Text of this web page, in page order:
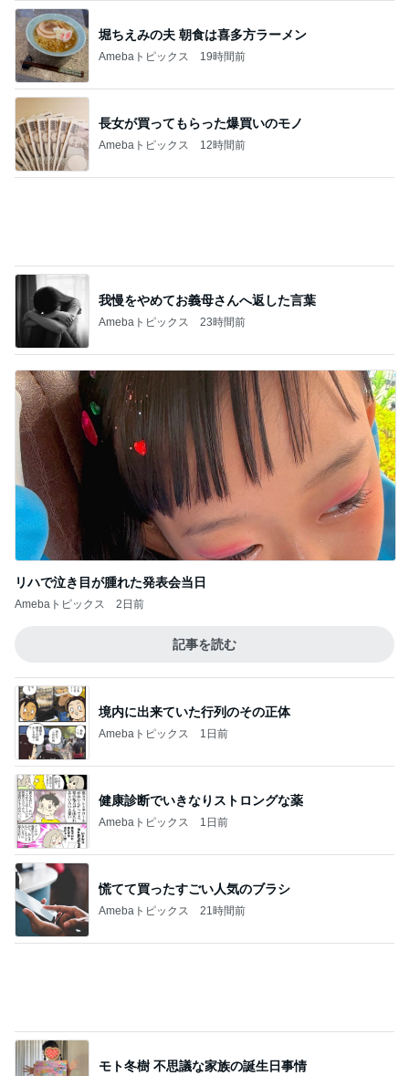
1
【びっくりドンキー】チームイチモリ セレ
ブ？？モーニング
オヤジのスイーツ時々ランニングブログ
2
【スタバ銀座30周年】8/4枚数制限解除日に再
訪！限定カードと店舗名刺の在庫は？
華麗なるスタバマダム
3
【タリーズ福袋2026】予約を忘れても買え
た！29周年ハッピーバッグの中身を全部公開
8/5～
華麗なるスタバマダム
4
【知らなきゃ損】スタバカードを夫婦で2枚購
入！最大1,018円分もらえるキャンペーン
華麗なるスタバマダム
5
【タリーズ新作2026】バニラアフォガート シ
ェイクールを実飲！ベアフルシールも当たっ
た！
華麗なるスタバマダム
このジャンルの記事をもっと見る
Amebaトピックス 6時間前
嫁の子育てに毎回ダメ出しする義母
Amebaトピックス 2日前
細川直美 綺麗な色で目に涼しい花
Amebaトピックス 2日前
モト冬樹 葉山に行き疲れた愛犬